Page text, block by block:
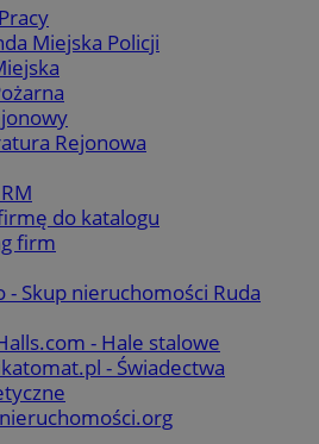
Miejska Policji
Rejonowa
do katalogu
firm
- Skup nieruchomości Ruda
- Hale stalowe
- Świadectwa